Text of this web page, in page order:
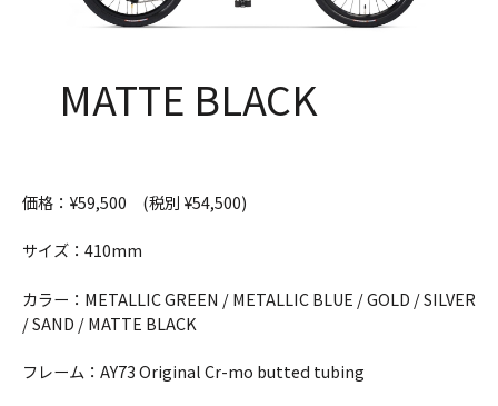
MATTE BLACK
価格：¥59,500 (税別 ¥54,500)
サイズ：410mm
カラー：METALLIC GREEN / METALLIC BLUE / GOLD / SILVER
/ SAND / MATTE BLACK
フレーム：AY73 Original Cr-mo butted tubing